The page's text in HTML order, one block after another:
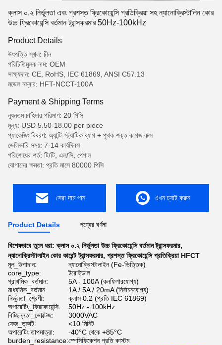
ক্লাস ০.২ নির্ভুলতা এবং প্রশস্ত ফ্রিকোয়েন্সি প্রতিক্রিয়া সহ ন্যানোক্রিস্টালিন কোর
উচ্চ ফ্রিকোয়েন্সি বর্তমান ট্রান্সফরমার 50Hz-100kHz
Product Details
উৎপত্তি স্থল: চীন
পরিচিতিমুলক নাম: OEM
সাক্ষ্যদান: CE, RoHS, IEC 61869, ANSI C57.13
মডেল নম্বার: HFT-NCCT-100A
Payment & Shipping Terms
ন্যূনতম চাহিদার পরিমাণ: 20 পিসি
মূল্য: USD 5.50-18.00 per piece
প্যাকেজিং বিবরণ: অ্যান্টি-স্ট্যাটিক ব্যাগ + পৃথক শক্ত কাগজ বাক্স
ডেলিভারি সময়: 7-14 কার্যদিবস
পরিশোধের শর্ত: টি/টি, এল/সি, পেপাল
যোগানের ক্ষমতা: প্রতি মাসে 80000 পিসি
সেরা দাম পান এখন চ্যাট করুন
Product Details পণ্যের বর্ণনা
বিশেষভাবে তুলে ধরা:ক্লাস ০.২ নির্ভুলতা উচ্চ ফ্রিকোয়েন্সি বর্তমান ট্রান্সফরমার,
ন্যানোক্রিস্টালাইন কোর কারেন্ট ট্রান্সফরমার, প্রশস্ত ফ্রিকোয়েন্সি প্রতিক্রিয়া HFCT
মূল_উপাদান:
ন্যানোক্রিস্টালাইন (Fe-ভিত্তিক)
core_type:
টরোইডাল
প্রাথমিক_বর্তমান:
5A - 100A (কনফিগারযোগ্য)
মাধ্যমিক_বর্তমান:
1A / 5A / 20mA (নির্বাচনযোগ্য)
নির্ভুলতা_শ্রেণী:
ক্লাস 0.2 (প্রতি IEC 61869)
অপারেটিং_ফ্রিকোয়েন্সি:
50Hz - 100kHz
বিচ্ছিন্নতা_ভোল্টেজ:
3000VAC
ফেজ_ত্রুটি:
<10 মিনিট
অপারেটিং তাপমাত্রা:
-40°C থেকে +85°C
burden_resistance:স্পেসিফিকেশন প্রতি কাস্টম